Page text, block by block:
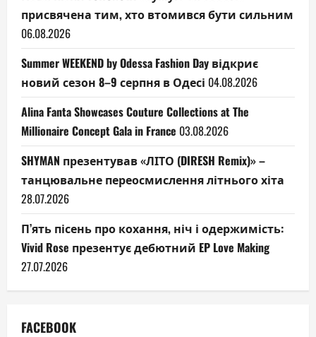
присвячена тим, хто втомився бути сильним
06.08.2026
Summer WEEKEND by Odessa Fashion Day відкриє
новий сезон 8–9 серпня в Одесі 04.08.2026
Alina Fanta Showcases Couture Collections at The
Millionaire Concept Gala in France 03.08.2026
SHYMAN презентував «ЛІТО (DIRESH Remix)» –
танцювальне переосмислення літнього хіта
28.07.2026
П’ять пісень про кохання, ніч і одержимість:
Vivid Rose презентує дебютний EP Love Making
27.07.2026
FACEBOOK